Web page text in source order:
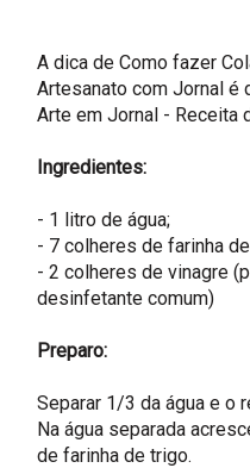
A dica de Como fazer
Artesanato com Jornal é
Arte em Jornal - Receita
Ingredientes:
- 1 litro de água;
- 7 colheres de farinha
- 2 colheres de vinagre
desinfetante comum)
Preparo:
Separar 1/3 da água e o
Na água separada
de farinha de trigo.